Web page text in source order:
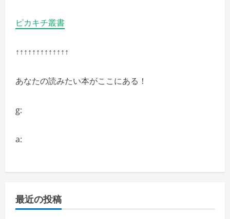
ピカキチ叢書
↑↑↑↑↑↑↑↑↑↑↑↑↑
あなたの読みたい本がここにある！
g:
a:
最近の投稿